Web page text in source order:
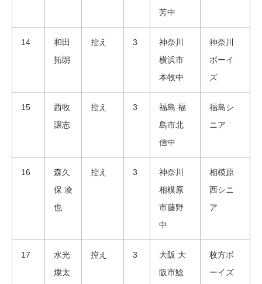
芳中
14
和田
拓朗
控え 3
神奈川
横浜市
本牧中
神奈川
ボーイ
ズ
15
西牧
譲志
控え 3
福島 福
島市北
信中
福島シ
ニア
16
森久
保 凌
也
控え 3
神奈川
相模原
市藤野
中
相模原
西シニ
ア
17
水光
燦太
控え 3
大阪 大
阪市鯰
枚方ボ
ーイズ